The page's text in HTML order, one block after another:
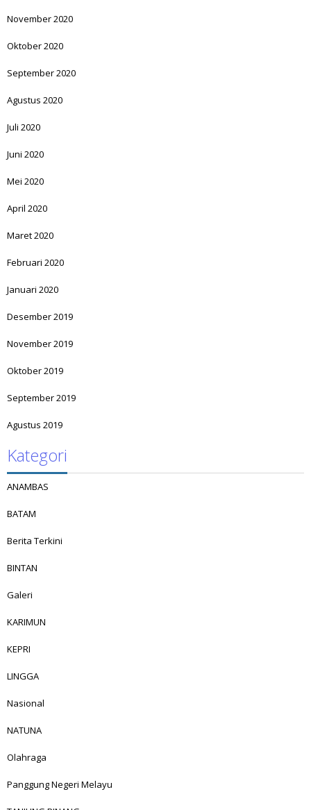
November 2020
Oktober 2020
September 2020
Agustus 2020
Juli 2020
Juni 2020
Mei 2020
April 2020
Maret 2020
Februari 2020
Januari 2020
Desember 2019
November 2019
Oktober 2019
September 2019
Agustus 2019
Kategori
ANAMBAS
BATAM
Berita Terkini
BINTAN
Galeri
KARIMUN
KEPRI
LINGGA
Nasional
NATUNA
Olahraga
Panggung Negeri Melayu